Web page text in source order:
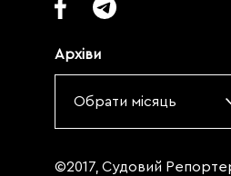
Архіви
Обрати місяць
©2017, Судовий